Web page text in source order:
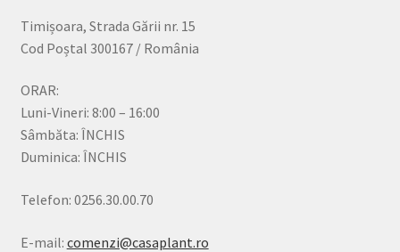
Timișoara, Strada Gării nr. 15
Cod Poștal 300167 / România
ORAR:
Luni-Vineri: 8:00 – 16:00
Sâmbăta: ÎNCHIS
Duminica: ÎNCHIS
Telefon: 0256.30.00.70
E-mail: comenzi@casaplant.ro